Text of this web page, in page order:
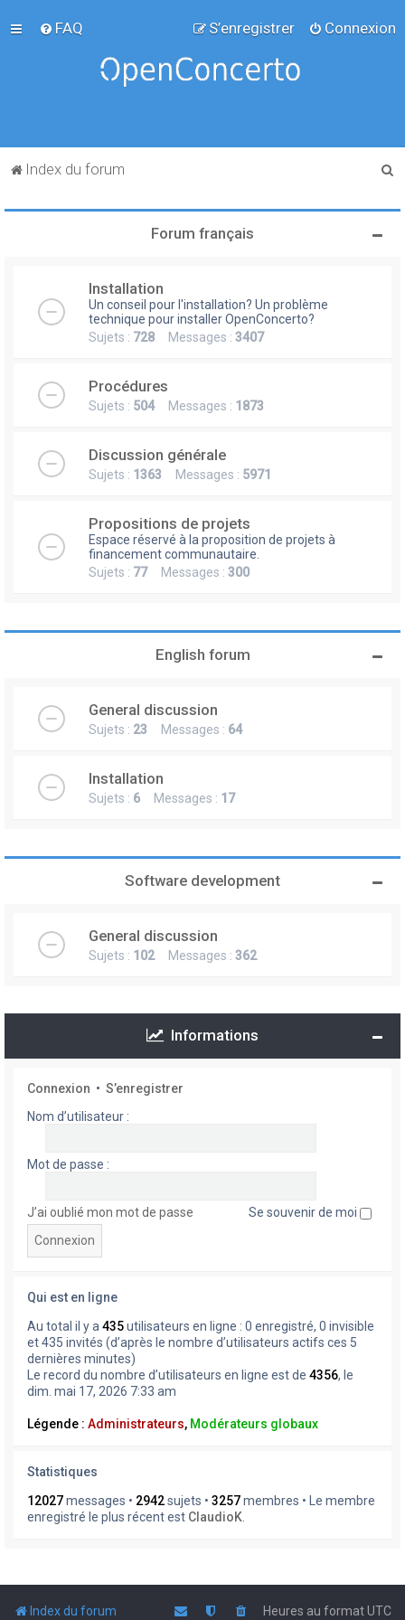
FAQ Connexion
S’enregistrer
Index du forum
Forum français
Installation
Un conseil pour l'installation? Un problème
technique pour installer OpenConcerto?
Sujets : 728 Messages : 3407
Procédures
Sujets : 504Messages : 1873
Discussion générale
Sujets : 1363 Messages : 5971
Propositions de projets
Espace réservé à la proposition de projets à
financement communautaire.
Sujets : 77Messages : 300
English forum
General discussion
Sujets : 23 Messages : 64
Installation
Sujets : 6 Messages : 17
Software development
General discussion
Sujets : 102Messages : 362
Informations
Connexion • S’enregistrer
Nom d’utilisateur :
Mot de passe :
J’ai oublié mon mot de passe Se souvenir de moi
Qui est en ligne
Au total il y a 435utilisateurs en ligne : 0 enregistré, 0 invisible
et 435 invités (d’après le nombre d’utilisateurs actifs ces 5
dernières minutes)
Le record du nombre d’utilisateurs en ligne est de 4356, le
dim. mai 17, 2026 7:33 am
Légende : Administrateurs, Modérateurs globaux
Statistiques
12027messages • 2942sujets • 3257membres • Le membre
enregistré le plus récent est ClaudioK
Index du forum Heures au formatUTC